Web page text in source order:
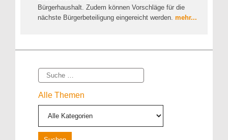
Bürgerhaushalt. Zudem können Vorschläge für die
nächste Bürgerbeteiligung eingereicht werden. mehr...
Suche
Alle Themen